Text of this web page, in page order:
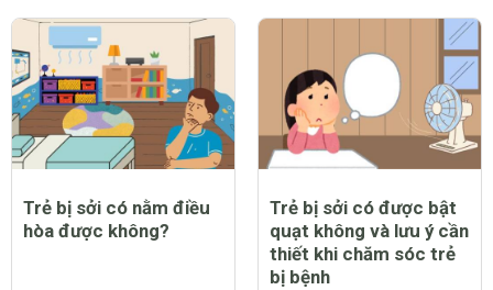
Trẻ bị sởi có nằm điều
hòa được không?
Trẻ bị sởi có được bật
quạt không và lưu ý cần
thiết khi chăm sóc trẻ
bị bệnh